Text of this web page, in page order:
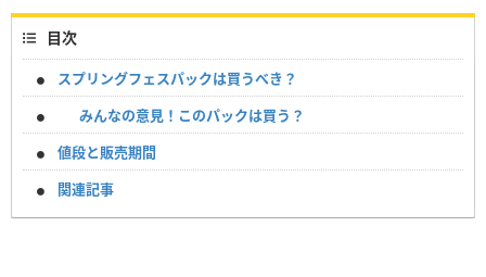
目次
スプリングフェスパックは買うべき？
みんなの意見！このパックは買う？
値段と販売期間
関連記事